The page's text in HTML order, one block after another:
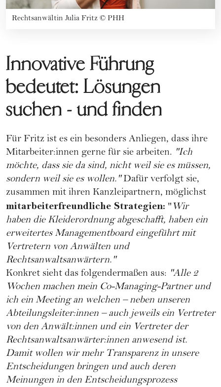
Rechtsanwältin Julia Fritz © PHH
Innovative Führung
bedeutet: Lösungen
suchen - und finden
Für Fritz ist es ein besonders Anliegen, dass ihre
Mitarbeiter:innen gerne für sie arbeiten. "Ich
möchte, dass sie da sind, nicht weil sie es müssen,
sondern weil sie es wollen."Dafür verfolgt sie,
zusammen mit ihren Kanzleipartnern, möglichst
mitarbeiterfreundliche Strategien: " Wir
haben die Kleiderordnung abgeschafft, haben ein
erweitertes Managementboard eingeführt mit
Vertretern von Anwälten und
Rechtsanwaltsanwärtern."
Konkret sieht das folgendermaßen aus: "Alle 2
Wochen machen mein Co-Managing-Partner und
ich ein Meeting an welchen – neben unseren
Abteilungsleiter:innen – auch jeweils ein Vertreter
von den Anwält:innen und ein Vertreter der
Rechtsanwaltsanwärter:innen anwesend ist.
Damit wollen wir mehr Transparenz in unsere
Entscheidungen bringen und auch deren
Meinungen in den Entscheidungsprozess